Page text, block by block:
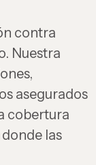
contra
Nuestra
asegurados
cobertura
las